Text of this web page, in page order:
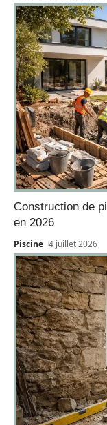
Construction de
en 2026
Piscine 4 juillet 2026